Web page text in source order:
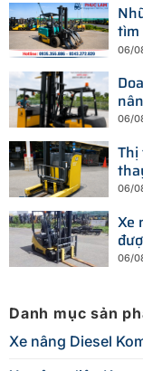
tìm
06/
06/
Thị
06/
Xe
06/
Danh mục sản
Xe nâng Diesel